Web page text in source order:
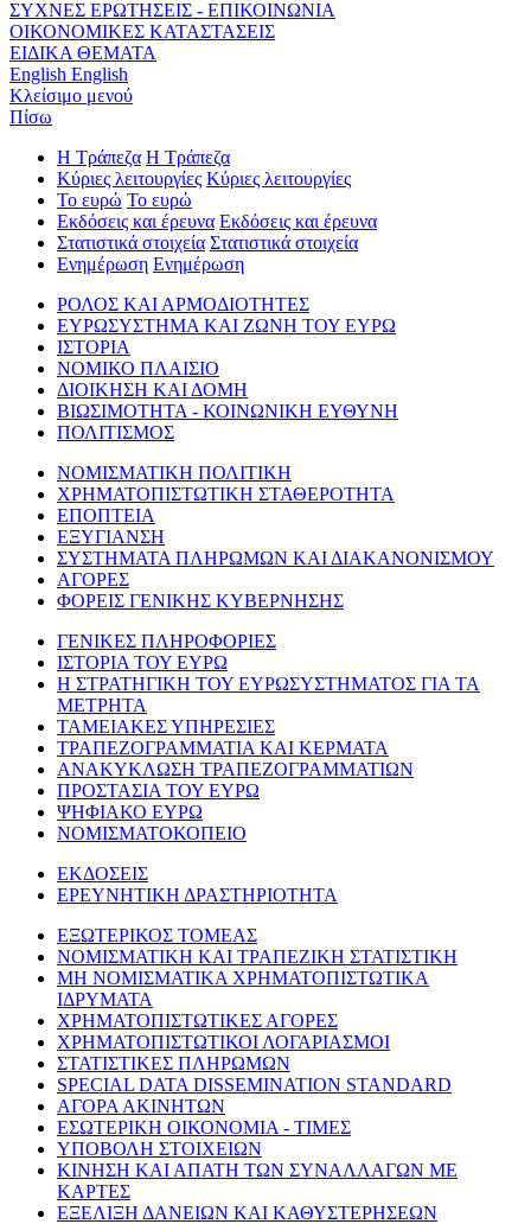
ΣΥΧΝΕΣ ΕΡΩΤΗΣΕΙΣ - ΕΠΙΚΟΙΝΩΝΙΑ
ΟΙΚΟΝΟΜΙΚΕΣ ΚΑΤΑΣΤΑΣΕΙΣ
ΕΙΔΙΚΑ ΘΕΜΑΤΑ
English English
Κλείσιμο μενού
Πίσω
Η Τράπεζα Η Τράπεζα
Κύριες λειτουργίες Κύριες λειτουργίες
Το ευρώ Το ευρώ
Εκδόσεις και έρευνα Εκδόσεις και έρευνα
Στατιστικά στοιχεία Στατιστικά στοιχεία
Ενημέρωση Ενημέρωση
ΡΟΛΟΣ ΚΑΙ ΑΡΜΟΔΙΟΤΗΤΕΣ
ΕΥΡΩΣΥΣΤΗΜΑ ΚΑΙ ΖΩΝΗ ΤΟΥ ΕΥΡΩ
ΙΣΤΟΡΙΑ
ΝΟΜΙΚΟ ΠΛΑΙΣΙΟ
ΔΙΟΙΚΗΣΗ ΚΑΙ ΔΟΜΗ
ΒΙΩΣΙΜΟΤΗΤΑ - ΚΟΙΝΩΝΙΚΗ ΕΥΘΥΝΗ
ΠΟΛΙΤΙΣΜΟΣ
ΝΟΜΙΣΜΑΤΙΚΗ ΠΟΛΙΤΙΚΗ
ΧΡΗΜΑΤΟΠΙΣΤΩΤΙΚΗ ΣΤΑΘΕΡΟΤΗΤΑ
ΕΠΟΠΤΕΙΑ
ΕΞΥΓΙΑΝΣΗ
ΣΥΣΤΗΜΑΤΑ ΠΛΗΡΩΜΩΝ ΚΑΙ ΔΙΑΚΑΝΟΝΙΣΜΟΥ
ΑΓΟΡΕΣ
ΦΟΡΕΙΣ ΓΕΝΙΚΗΣ ΚΥΒΕΡΝΗΣΗΣ
ΓΕΝΙΚΕΣ ΠΛΗΡΟΦΟΡΙΕΣ
ΙΣΤΟΡΙΑ ΤΟΥ ΕΥΡΩ
Η ΣΤΡΑΤΗΓΙΚΗ ΤΟΥ ΕΥΡΩΣΥΣΤΗΜΑΤΟΣ ΓΙΑ ΤΑ
ΜΕΤΡΗΤΑ
ΤΑΜΕΙΑΚΕΣ ΥΠΗΡΕΣΙΕΣ
ΤΡΑΠΕΖΟΓΡΑΜΜΑΤΙΑ ΚΑΙ ΚΕΡΜΑΤΑ
ΑΝΑΚΥΚΛΩΣΗ ΤΡΑΠΕΖΟΓΡΑΜΜΑΤΙΩΝ
ΠΡΟΣΤΑΣΙΑ ΤΟΥ ΕΥΡΩ
ΨΗΦΙΑΚΟ ΕΥΡΩ
ΝΟΜΙΣΜΑΤΟΚΟΠΕΙΟ
ΕΚΔΟΣΕΙΣ
ΕΡΕΥΝΗΤΙΚΗ ΔΡΑΣΤΗΡΙΟΤΗΤΑ
ΕΞΩΤΕΡΙΚΟΣ ΤΟΜΕΑΣ
ΝΟΜΙΣΜΑΤΙΚΗ ΚΑΙ ΤΡΑΠΕΖΙΚΗ ΣΤΑΤΙΣΤΙΚΗ
ΜΗ ΝΟΜΙΣΜΑΤΙΚΑ ΧΡΗΜΑΤΟΠΙΣΤΩΤΙΚΑ
ΙΔΡΥΜΑΤΑ
ΧΡΗΜΑΤΟΠΙΣΤΩΤΙΚΕΣ ΑΓΟΡΕΣ
ΧΡΗΜΑΤΟΠΙΣΤΩΤΙΚΟΙ ΛΟΓΑΡΙΑΣΜΟΙ
ΣΤΑΤΙΣΤΙΚΕΣ ΠΛΗΡΩΜΩΝ
SPECIAL DATA DISSEMINATION STANDARD
ΑΓΟΡΑ ΑΚΙΝΗΤΩΝ
ΕΣΩΤΕΡΙΚΗ ΟΙΚΟΝΟΜΙΑ - ΤΙΜΕΣ
ΥΠΟΒΟΛΗ ΣΤΟΙΧΕΙΩΝ
ΚΙΝΗΣΗ ΚΑΙ ΑΠΑΤΗ ΤΩΝ ΣΥΝΑΛΛΑΓΩΝ ΜΕ
ΚΑΡΤΕΣ
ΕΞΕΛΙΞΗ ΔΑΝΕΙΩΝ ΚΑΙ ΚΑΘΥΣΤΕΡΗΣΕΩΝ